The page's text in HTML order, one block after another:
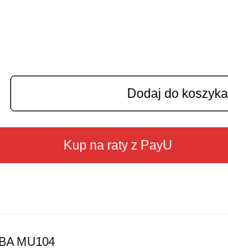
Dodaj do koszyka
Kup na raty z PayU
BA MU104